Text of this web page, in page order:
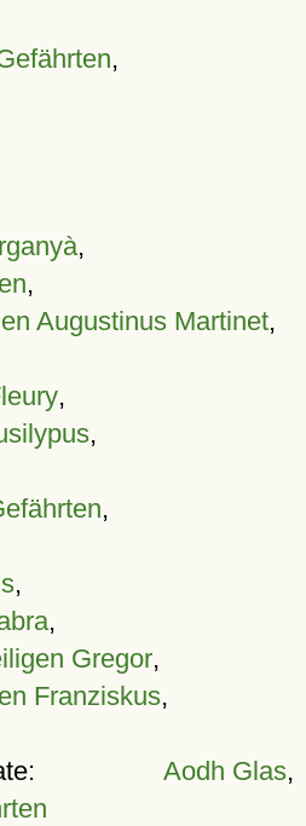
,
,
,
Augustinus Martinet,
,
,
,
,
,
Gregor,
Franziskus,
Aodh Glas,